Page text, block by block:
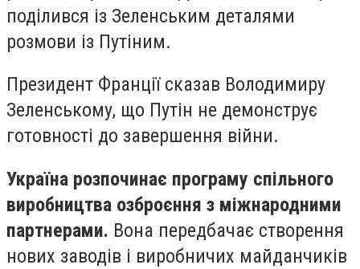
поділився із Зеленським деталями
розмови із Путіним.
Президент Франції сказав Володимиру
Зеленському, що Путін не демонструє
готовності до завершення війни.
Україна розпочинає програму спільного
виробництва озброєння з міжнародними
партнерами. Вона передбачає створення
нових заводів і виробничих майданчиків